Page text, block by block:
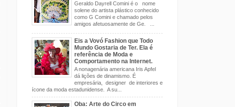
Geraldo Dayrell Comini é o nome
solene do artista plástico conhecido
como G Comini e chamado pelos
amigos afetuosamente de Ge. ...
Eis a Vovó Fashion que Todo
Mundo Gostaria de Ter. Ela é
referência de Moda e
Comportamento na Internet.
A nonagenária americana Iris Apfel
dá lições de dinamismo. É
empresária, designer de interiores e
ícone da moda estadunidense. A su...
Oba: Arte do Circo em